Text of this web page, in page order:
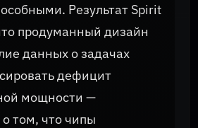
Результат Spirit
продуманный дизайн
данных о задачах
дефицит
мощности —
том, что чипы